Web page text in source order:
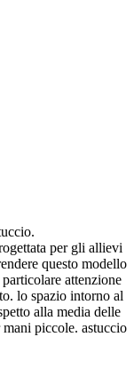
per gli allievi
questo modello
attenzione
lo spazio intorno al
alla media delle
piccole. astuccio